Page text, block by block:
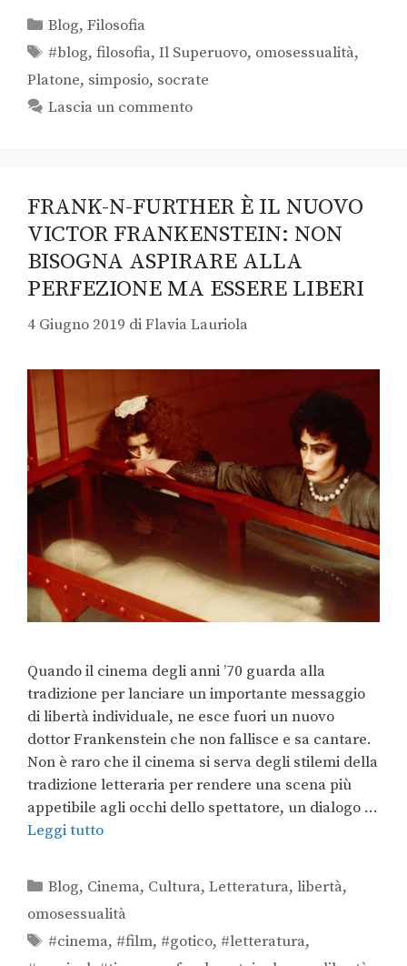
Blog,Filosofia
#blog,filosofia,Il Superuovo, omosessualità,
Platone, simposio, socrate
Lascia un commento
FRANK-N-FURTHER È IL NUOVO
VICTOR FRANKENSTEIN: NON
BISOGNA ASPIRARE ALLA
PERFEZIONE MA ESSERE LIBERI
4 Giugno 2019 diFlavia Lauriola
Quando il cinema degli anni ’70 guarda alla
tradizione per lanciare un importante messaggio
di libertà individuale, ne esce fuori un nuovo
dottor Frankenstein che non fallisce e sa cantare.
Non è raro che il cinema si serva degli stilemi della
tradizione letteraria per rendere una scena più
appetibile agli occhi dello spettatore, un dialogo …
Leggi tutto
Blog, Cinema, Cultura,Letteratura,libertà,
omosessualità
#cinema, #film, #gotico, #letteratura,